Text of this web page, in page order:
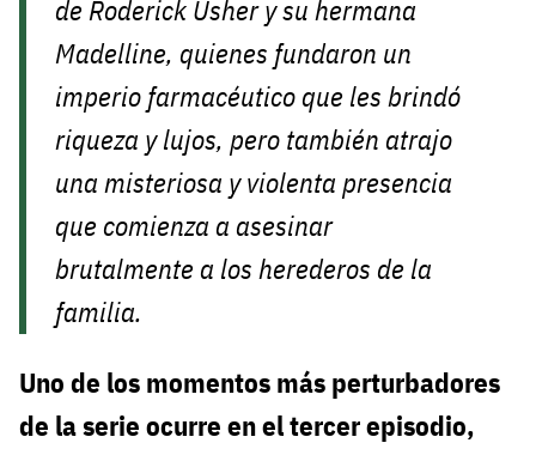
de Roderick Usher y su hermana
Madelline, quienes fundaron un
imperio farmacéutico que les brindó
riqueza y lujos, pero también atrajo
una misteriosa y violenta presencia
que comienza a asesinar
brutalmente a los herederos de la
familia.
Uno de los momentos más perturbadores
de la serie ocurre en el tercer episodio,